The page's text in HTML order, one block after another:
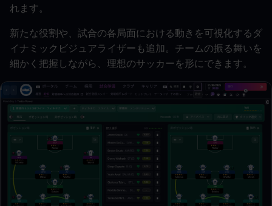
れます。
新たな役割や、試合の各局面における動きを可視化するダ
イナミックビジュアライザーも追加。チームの振る舞いを
細かく把握しながら、理想のサッカーを形にできます。